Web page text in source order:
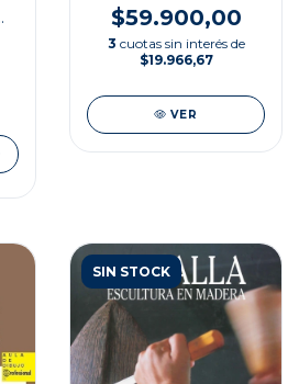
$59.900,00
3 cuotas sin interés de
$19.966,67
VER
SIN STOCK